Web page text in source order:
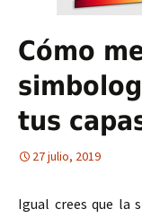
Cómo
tus
27 julio, 2019
Igual crees que la